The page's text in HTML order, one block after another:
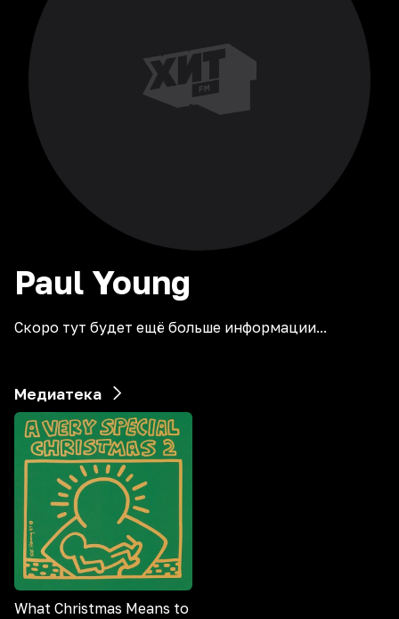
Paul Young
Скоро тут будет ещё больше информации...
Медиатека
What Christmas Means to